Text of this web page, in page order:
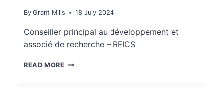
By Grant Mills 18 July 2024
Conseiller principal au développement et
associé de recherche – RFICS
READ MORE DR